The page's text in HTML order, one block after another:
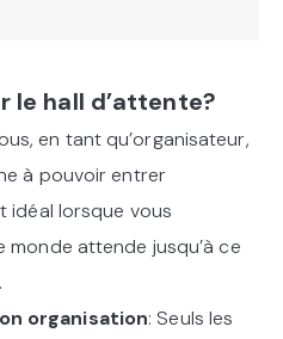
le hall d’attente?
en tant qu’organisateur,
à pouvoir entrer
idéal lorsque vous
attende jusqu’à ce
organisation: Seuls les